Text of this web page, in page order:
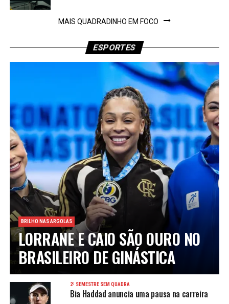
MAIS QUADRADINHO EM FOCO
ESPORTES
BRILHO NAS ARGOLAS
LORRANE E CAIO SÃO OURO NO
BRASILEIRO DE GINÁSTICA
2º SEMESTRE SEM QUADRA
Bia Haddad anuncia uma pausa na carreira